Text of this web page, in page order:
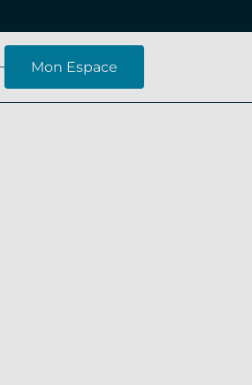
Mon Espace